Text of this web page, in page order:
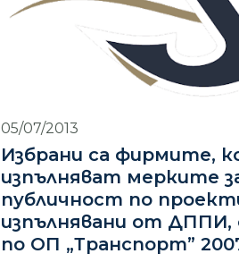
05/07/2013
Избрани са фирмите,
изпълняват мерките
публичност по
изпълнявани от ДППИ,
по ОП „Транспорт”